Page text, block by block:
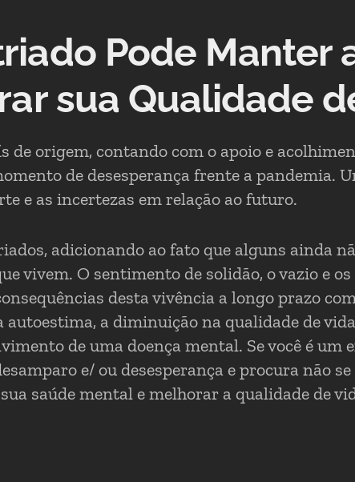
Pode Manter
sua Qualidade
de origem, contando com o apoio e
de desesperança frente a pandemia.
e as incertezas em relação ao futuro.
adicionando ao fato que alguns ainda
vivem. O sentimento de solidão, o vazio e
desta vivência a longo prazo
autoestima, a diminuição na qualidade de
de uma doença mental. Se você é um
e/ ou desesperança e procura não
saúde mental e melhorar a qualidade de